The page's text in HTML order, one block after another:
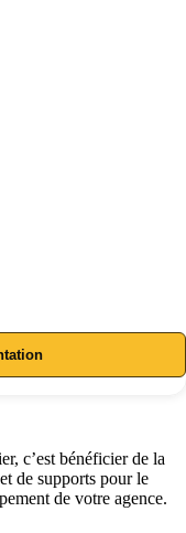
c’est bénéficier de la
de supports pour le
de votre agence.